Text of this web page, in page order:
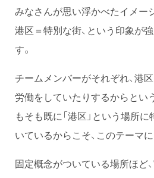
みなさんが思い浮かべたイメー
港区＝特別な街、という印象が
す。
チームメンバーがそれぞれ、港
労働をしていたりするからとい
もそも既に「港区」という場所
いているからこそ、このテーマに
固定概念がついている場所ほど